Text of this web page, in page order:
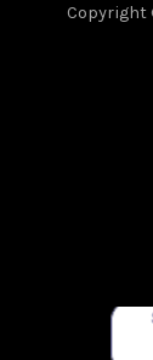
Copyright